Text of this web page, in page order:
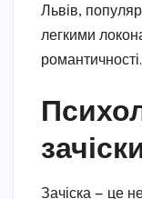
Львів,
легкими
романтичності.
Зачіска — це